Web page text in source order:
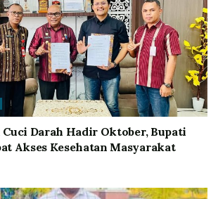
Darah Hadir Oktober, Bupati
Akses Kesehatan Masyarakat